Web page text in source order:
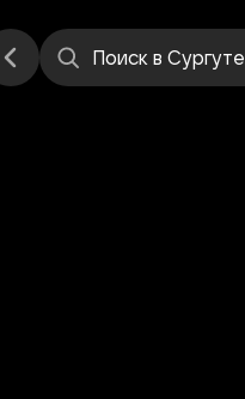
Поиск в Сургуте